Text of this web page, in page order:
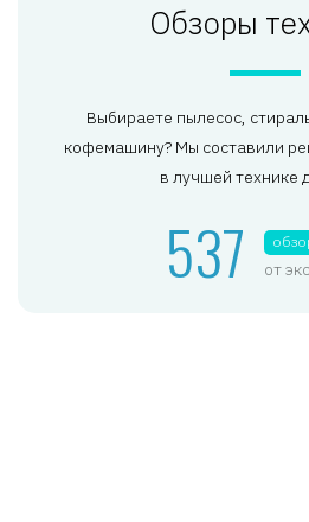
Обзоры
Выбираете пылесос,
кофемашину? Мы составили
в лучшей технике
537 от